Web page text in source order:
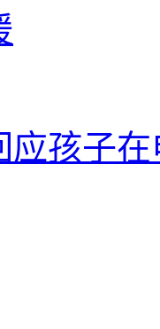
应孩子